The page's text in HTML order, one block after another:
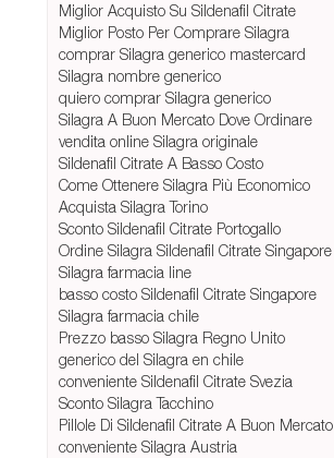
Miglior Acquisto Su Sildenafil Citrate
Miglior Posto Per Comprare Silagra
comprar Silagra generico mastercard
Silagra nombre generico
quiero comprar Silagra generico
Silagra A Buon Mercato Dove Ordinare
vendita online Silagra originale
Sildenafil Citrate A Basso Costo
Come Ottenere Silagra Più Economico
Acquista Silagra Torino
Sconto Sildenafil Citrate Portogallo
Ordine Silagra Sildenafil Citrate Singapore
Silagra farmacia line
basso costo Sildenafil Citrate Singapore
Silagra farmacia chile
Prezzo basso Silagra Regno Unito
generico del Silagra en chile
conveniente Sildenafil Citrate Svezia
Sconto Silagra Tacchino
Pillole Di Sildenafil Citrate A Buon Mercato
conveniente Silagra Austria